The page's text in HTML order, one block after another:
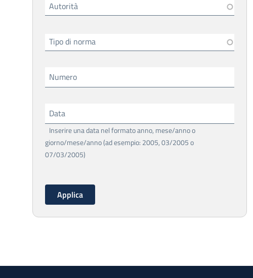
Autorità
Tipo di norma
Numero
Data
Inserire una data nel formato anno, mese/anno o
giorno/mese/anno (ad esempio: 2005, 03/2005 o
07/03/2005)